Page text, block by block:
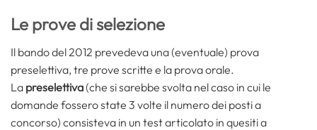
Le prove di selezione
Il bando del 2012 prevedeva una (eventuale) prova
preselettiva, tre prove scritte e la prova orale.
La preselettiva(che si sarebbe svolta nel caso in cui le
domande fossero state 3 volte il numero dei posti a
concorso) consisteva in un test articolato in quesiti a